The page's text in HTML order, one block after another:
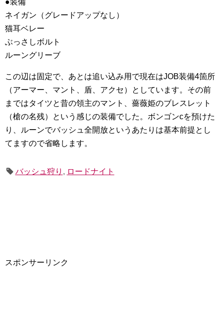
ネイガン（グレードアップなし）
猫耳ベレー
ぶっさしボルト
ルーングリーブ
この辺は固定で、あとは追い込み用で現在はJOB装備4箇所
（アーマー、マント、盾、アクセ）としています。その前
まではタイツと昔の領主のマント、薔薇姫のブレスレット
（槍の名残）という感じの装備でした。ボンゴンcを預けた
り、ルーンでバッシュ全開放というあたりは基本前提とし
てますので省略します。
バッシュ狩り , ロードナイト
スポンサーリンク